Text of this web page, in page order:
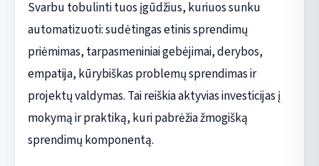
Svarbu tobulinti tuos įgūdžius, kuriuos sunku
automatizuoti: sudėtingas etinis sprendimų
priėmimas, tarpasmeniniai gebėjimai, derybos,
empatija, kūrybiškas problemų sprendimas ir
projektų valdymas. Tai reiškia aktyvias investicijas į
mokymą ir praktiką, kuri pabrėžia žmogišką
sprendimų komponentą.